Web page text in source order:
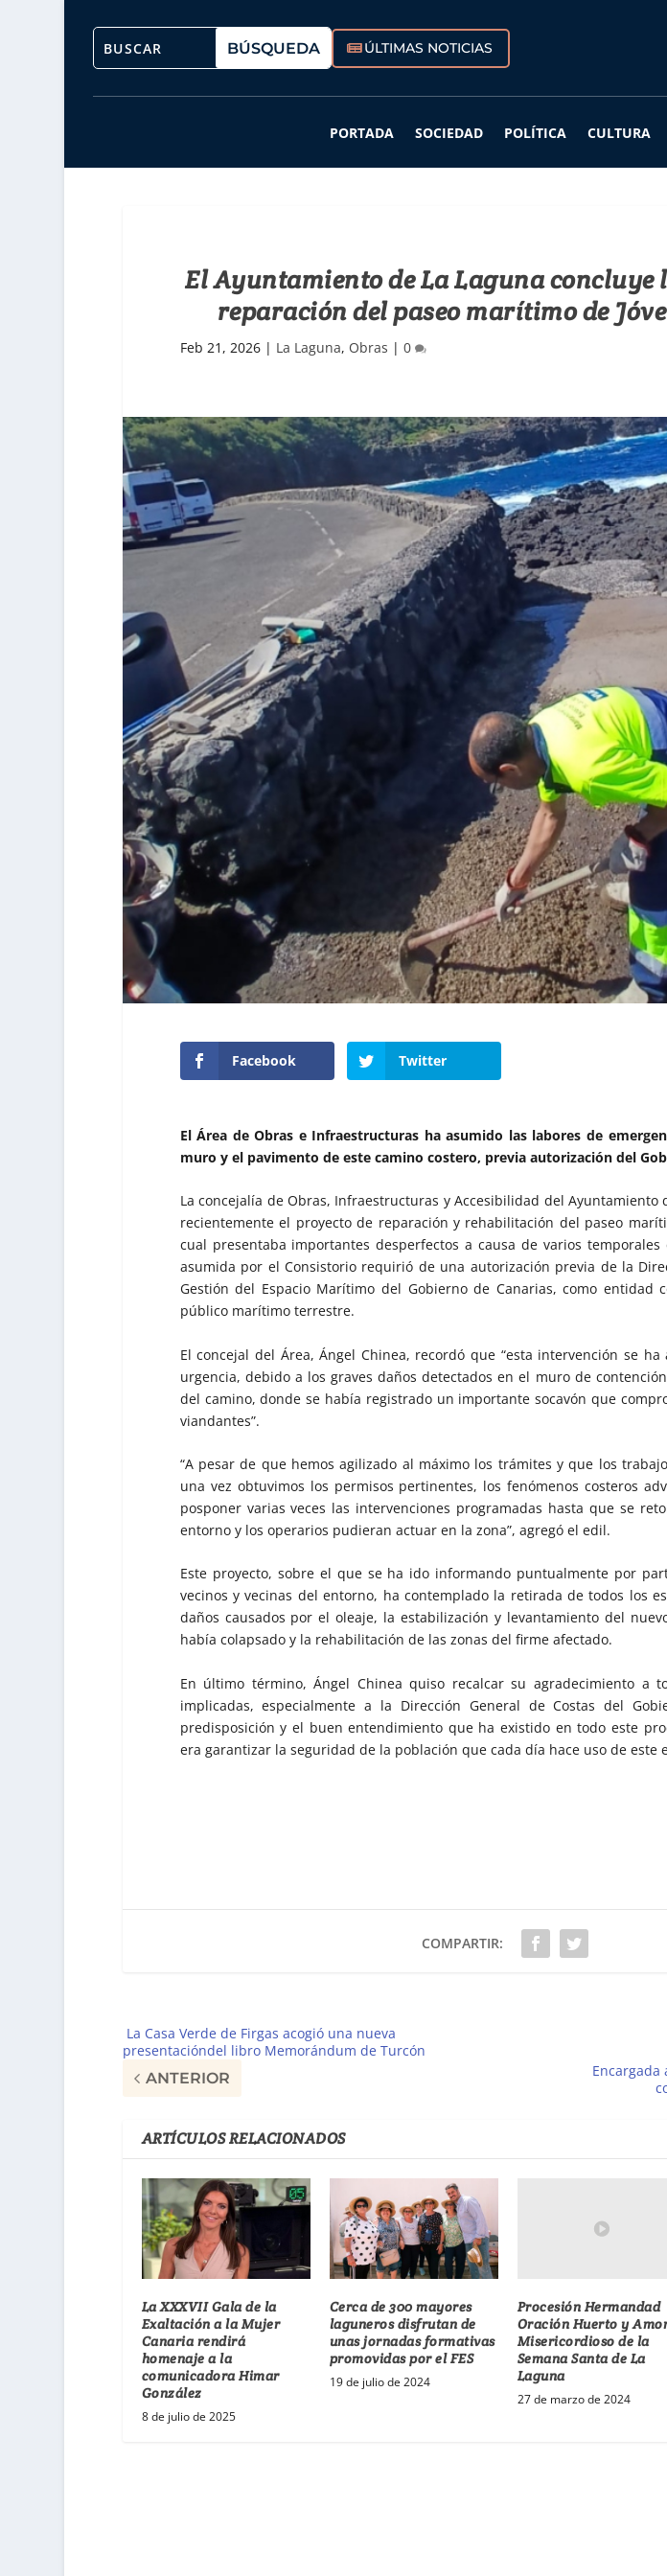
ÚLTIMAS NOTICIAS
PORTADA SOCIEDAD POLÍTICA CULTURA
El Ayuntamiento de La Laguna concluye
reparación del paseo marítimo de
Feb 21, 2026| La Laguna, Obras | 0
Facebook Twitter
El Área de Obras e Infraestructuras ha asumido las labores de
muro y el pavimento de este camino costero, previa autorización del
La concejalía de Obras, Infraestructuras y Accesibilidad del Ayuntamiento
recientemente el proyecto de reparación y rehabilitación del paseo
cual presentaba importantes desperfectos a causa de varios
asumida por el Consistorio requirió de una autorización previa de la
Gestión del Espacio Marítimo del Gobierno de Canarias, como entidad
público marítimo terrestre.
El concejal del Área, Ángel Chinea, recordó que “esta intervención se
urgencia, debido a los graves daños detectados en el muro de
del camino, donde se había registrado un importante socavón que
viandantes”.
“A pesar de que hemos agilizado al máximo los trámites y que los
una vez obtuvimos los permisos pertinentes, los fenómenos costeros
posponer varias veces las intervenciones programadas hasta que se
entorno y los operarios pudieran actuar en la zona”, agregó el edil.
Este proyecto, sobre el que se ha ido informando puntualmente por
vecinos y vecinas del entorno, ha contemplado la retirada de todos los
daños causados por el oleaje, la estabilización y levantamiento del
había colapsado y la rehabilitación de las zonas del firme afectado.
En último término, Ángel Chinea quiso recalcar su agradecimiento a
implicadas, especialmente a la Dirección General de Costas del
predisposición y el buen entendimiento que ha existido en todo este
era garantizar la seguridad de la población que cada día hace uso de este
COMPARTIR:
La Casa Verde de Firgas acogió una nueva
presentacióndel libro Memorándum de Turcón
ANTERIOR
Encargada
ARTÍCULOS RELACIONADOS
La XXXVII Gala de la
Exaltación a la Mujer
Canaria rendirá
homenaje a la
comunicadora Himar
González
8 de julio de 2025
Cerca de 300 mayores
laguneros disfrutan de
unas jornadas formativas
promovidas por el FES
19 de julio de 2024
Procesión Hermandad
Oración Huerto y
Misericordioso de la
Semana Santa de La
Laguna
27 de marzo de 2024